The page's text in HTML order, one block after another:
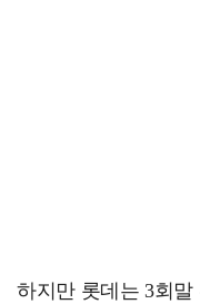
하지만 롯데는 3회